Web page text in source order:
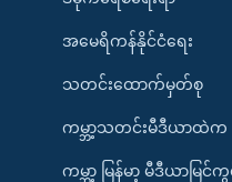
အမေရိကန်နိုင်ငံရေး
သတင်းထောက်မှတ်စု
ကမ္ဘာ့သတင်းမီဒီယာထဲက
ကမ္ဘာ့ မြန်မာ့ မီဒီယာမြင်